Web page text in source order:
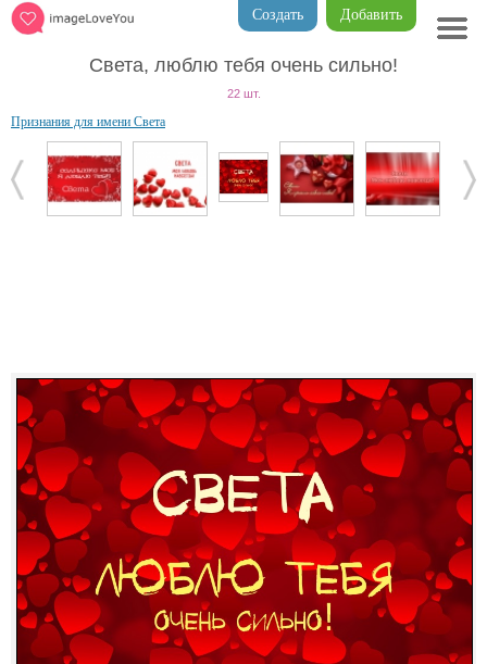
Добавить
Создать
Света, люблю тебя очень сильно!
22 шт.
Признания для имени Света